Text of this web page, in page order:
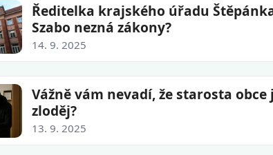
Ředitelka krajského úřadu
Szabo nezná zákony?
14. 9. 2025
Vážně vám nevadí, že starosta obce
zloděj?
13. 9. 2025